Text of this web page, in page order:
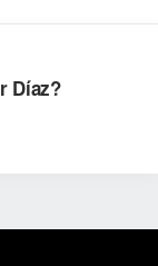
Díaz?